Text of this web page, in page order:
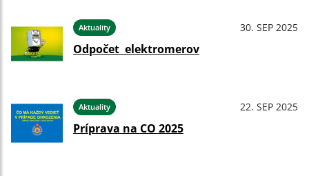
Aktuality 30. SEP 2025
Odpočet elektromerov
Aktuality 22. SEP 2025
Príprava na CO 2025